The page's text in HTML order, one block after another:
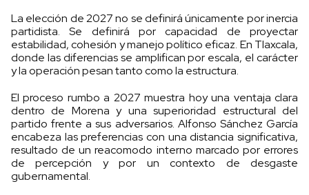
La elección de 2027 no se definirá únicamente por inercia
partidista. Se definirá por capacidad de proyectar
estabilidad, cohesión y manejo político eficaz. En Tlaxcala,
donde las diferencias se amplifican por escala, el carácter
y la operación pesan tanto como la estructura.
El proceso rumbo a 2027 muestra hoy una ventaja clara
dentro de Morena y una superioridad estructural del
partido frente a sus adversarios. Alfonso Sánchez García
encabeza las preferencias con una distancia significativa,
resultado de un reacomodo interno marcado por errores
de percepción y por un contexto de desgaste
gubernamental.